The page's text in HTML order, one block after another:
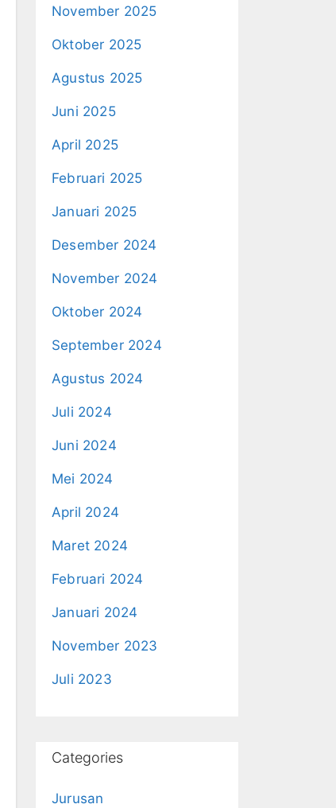
November 2025
Oktober 2025
Agustus 2025
Juni 2025
April 2025
Februari 2025
Januari 2025
Desember 2024
November 2024
Oktober 2024
September 2024
Agustus 2024
Juli 2024
Juni 2024
Mei 2024
April 2024
Maret 2024
Februari 2024
Januari 2024
November 2023
Juli 2023
Categories
Jurusan